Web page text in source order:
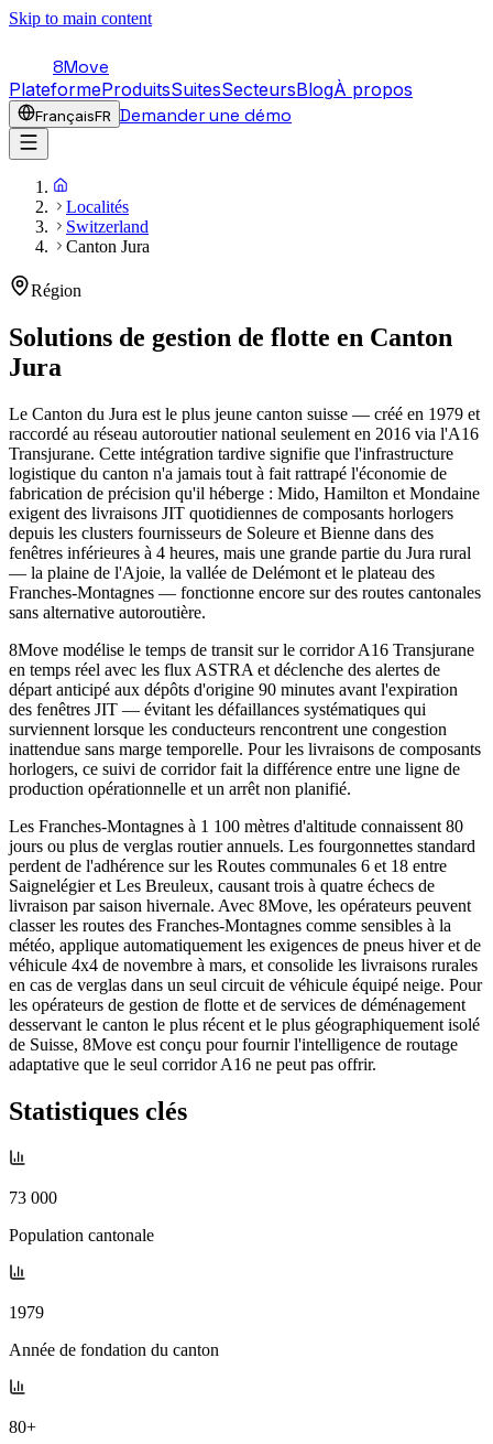
Skip to main content
8Move
PlateformeProduitsSuitesSecteursBlogÀ propos
FrançaisFR Demander une démo
Localités
Switzerland
Canton Jura
Région
Solutions de gestion de flotte en Canton
Jura
Le Canton du Jura est le plus jeune canton suisse — créé en 1979 et
raccordé au réseau autoroutier national seulement en 2016 via l'A16
Transjurane. Cette intégration tardive signifie que l'infrastructure
logistique du canton n'a jamais tout à fait rattrapé l'économie de
fabrication de précision qu'il héberge : Mido, Hamilton et Mondaine
exigent des livraisons JIT quotidiennes de composants horlogers
depuis les clusters fournisseurs de Soleure et Bienne dans des
fenêtres inférieures à 4 heures, mais une grande partie du Jura rural
— la plaine de l'Ajoie, la vallée de Delémont et le plateau des
Franches-Montagnes — fonctionne encore sur des routes cantonales
sans alternative autoroutière.
8Move modélise le temps de transit sur le corridor A16 Transjurane
en temps réel avec les flux ASTRA et déclenche des alertes de
départ anticipé aux dépôts d'origine 90 minutes avant l'expiration
des fenêtres JIT — évitant les défaillances systématiques qui
surviennent lorsque les conducteurs rencontrent une congestion
inattendue sans marge temporelle. Pour les livraisons de composants
horlogers, ce suivi de corridor fait la différence entre une ligne de
production opérationnelle et un arrêt non planifié.
Les Franches-Montagnes à 1 100 mètres d'altitude connaissent 80
jours ou plus de verglas routier annuels. Les fourgonnettes standard
perdent de l'adhérence sur les Routes communales 6 et 18 entre
Saignelégier et Les Breuleux, causant trois à quatre échecs de
livraison par saison hivernale. Avec 8Move, les opérateurs peuvent
classer les routes des Franches-Montagnes comme sensibles à la
météo, applique automatiquement les exigences de pneus hiver et de
véhicule 4x4 de novembre à mars, et consolide les livraisons rurales
en cas de verglas dans un seul circuit de véhicule équipé neige. Pour
les opérateurs de gestion de flotte et de services de déménagement
desservant le canton le plus récent et le plus géographiquement isolé
de Suisse, 8Move est conçu pour fournir l'intelligence de routage
adaptative que le seul corridor A16 ne peut pas offrir.
Statistiques clés
73 000
Population cantonale
1979
Année de fondation du canton
80+